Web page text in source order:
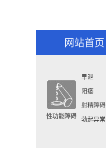
网站首页
性功能障碍
早泄
阳痿
射精障碍
勃起异常